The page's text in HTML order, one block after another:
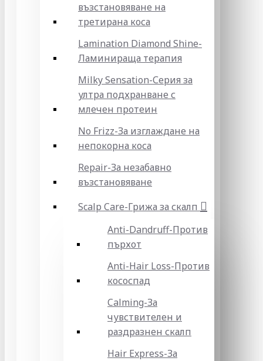
възстановяване на
третирана коса
Lamination Diamond Shine-
Ламинираща терапия
Milky Sensation-Серия за
ултра подхранване с
млечен протеин
No Frizz-За изглаждане на
непокорна коса
Repair-За незабавно
възстановяване
Scalp Care-Грижа за скалп
Anti-Dandruff-Против
пърхот
Anti-Hair Loss-Против
кососпад
Calming-За
чувствителен и
раздразнен скалп
Hair Express-За